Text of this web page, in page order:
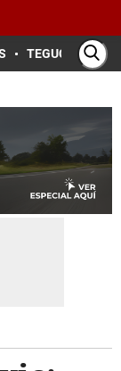
TEGUCIGALPA